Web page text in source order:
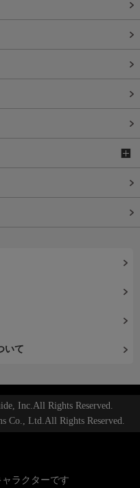
いて
Inc.All Rights Reserved.
Co., Ltd.All Rights Reserved.
ラクターです